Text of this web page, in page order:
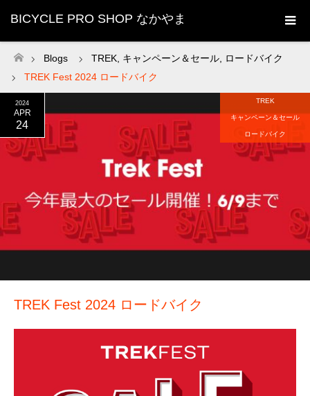
BICYCLE PRO SHOP なかやま
ホーム
Blogs TREK キャンペーン＆セール
ロードバイク
TREK Fest 2024 ロードバイク
2024
APR
24
TREK
キャンペーン＆セール
ロードバイク
TREK Fest 2024 ロードバイク